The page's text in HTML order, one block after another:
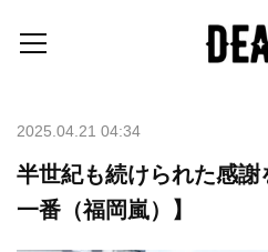
2025.04.21 04:34
半世紀も続けられた感
一番（福岡嵐）】